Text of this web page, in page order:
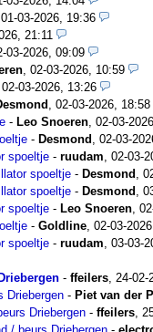
01-03-2026, 19:36
21:11
03-2026, 09:09
02-03-2026, 10:59
02-03-2026, 13:26
02-03-2026, 18:58
- Leo Snoeren 02-03-
- Desmond 02-03-
spoeltje - ruudam 02-03-
spoeltje - Desmond
spoeltje - Desmond
spoeltje - Leo Snoeren
- Goldline 02-03-
spoeltje - ruudam 03-03-
- ffeilers, 24-
Driebergen - Piet van der
Driebergen - ffeilers,